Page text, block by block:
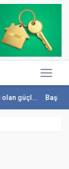
Başkan Altay